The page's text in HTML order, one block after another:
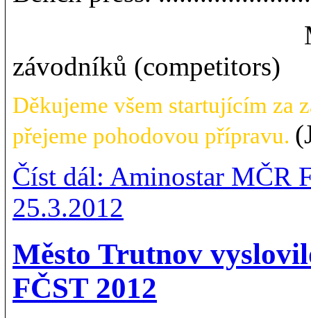
Mrtvý tah
závodníků (competitors)
Děkujeme všem startujícím za
přejeme pohodovou přípravu.
Číst dál: Aminostar MČR
25.3.2012
Město Trutnov
FČST 2012